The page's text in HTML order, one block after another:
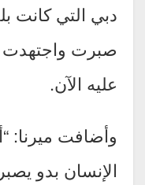
دبي التي كانت
صبرت
عليه الآن.
وأضافت ميرنا:
الإنسان بدو